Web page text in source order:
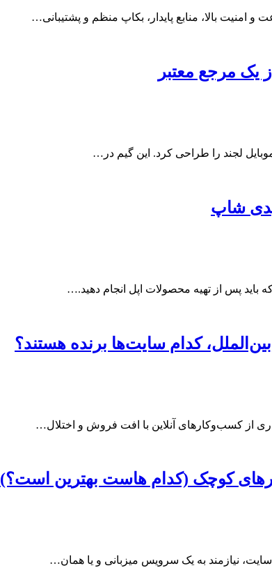
بالا، منابع پایدار، بکاپ منظم و پشتیبانی…
یک مرجع معتبر
شاپ
باید پس از تهیه محصولات اپل انجام دهید.…
کدام سایت‌ها برنده هستند؟
از کسب‌وکارهای آنلاین با افت فروش و اختلال…
کوچک (کدام هاست بهترین است؟)
نیازمند به یک سرویس میزبانی و یا همان…